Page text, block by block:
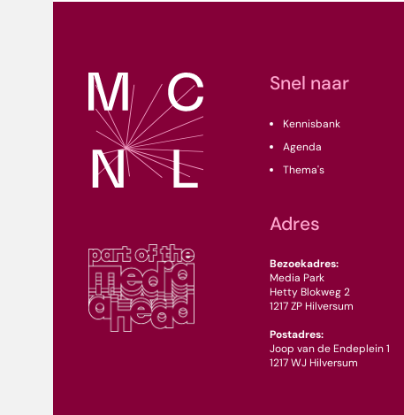
Snel naar
Kennisbank
Agenda
Thema's
Adres
Bezoekadres:
Media Park
Hetty Blokweg 2
1217 ZP Hilversum
Postadres:
Joop van de Endeplein 1
1217 WJ Hilversum